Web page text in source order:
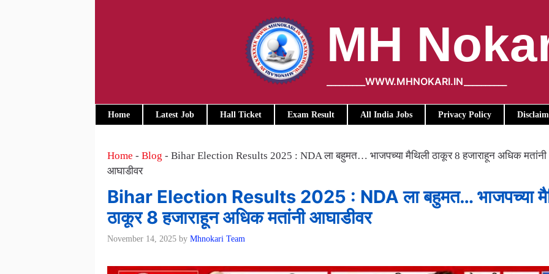
MH
_________WWW.MHNOKARI.IN__________
Home Latest Job Hall Ticket Exam Result All India Jobs Privacy Policy
Home - Blog - Bihar Election Results 2025 : NDA ला बहुमत… भाजपच्या मैथिली ठाकूर 8 हजाराहून अधिक मतांनी
आघाडीवर
Bihar Election Results 2025 : NDA ला बहुमत… भाजपच्या
ठाकूर 8 हजाराहून अधिक मतांनी आघाडीवर
November 14, 2025 by Mhnokari Team